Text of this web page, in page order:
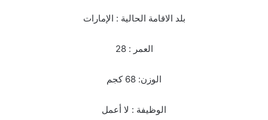
بلد الاقامة الحالية : الإمارات
العمر : 28
الوزن: 68 كجم
الوظيفة : لا أعمل